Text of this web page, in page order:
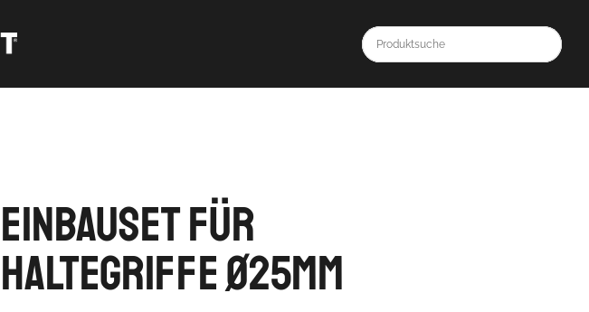
Einbauset für
Haltegriffe Ø25mm